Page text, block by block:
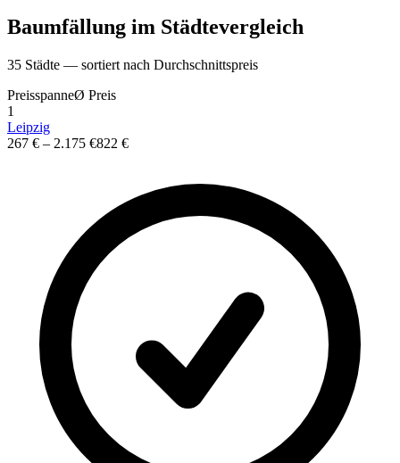
Baumfällung im Städtevergleich
35 Städte — sortiert nach Durchschnittspreis
PreisspanneØ Preis
1
Leipzig
267 € – 2.175 €822 €